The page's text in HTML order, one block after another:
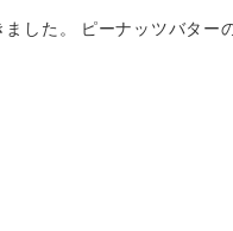
先日、アーモンドペーストを頂きました。